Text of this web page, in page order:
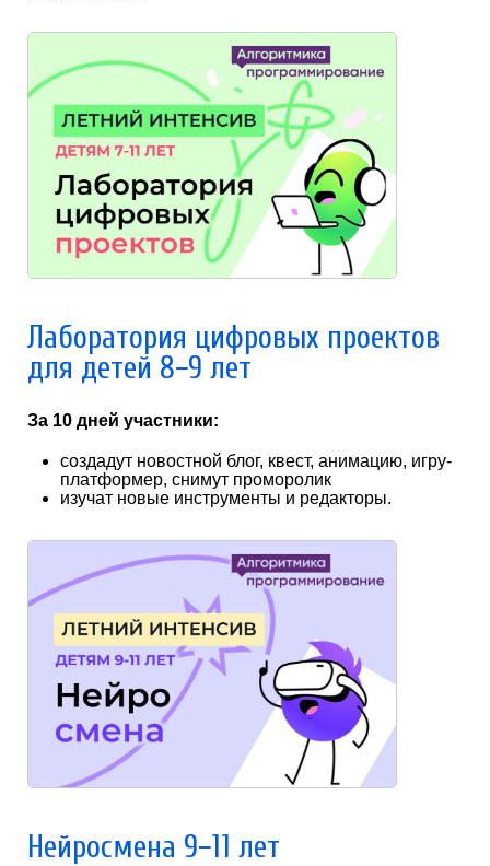
Лаборатория цифровых проектов
для детей 8−9 лет
За 10 дней участники:
создадут новостной блог, квест, анимацию, игру-
платформер, снимут проморолик
изучат новые инструменты и редакторы.
Нейросмена 9−11 лет